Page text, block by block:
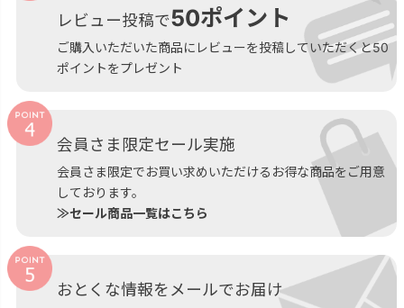
レビュー投稿で50ポイント
ご購入いただいた商品にレビューを投稿していただくと50
ポイントをプレゼント
会員さま限定セール実施
会員さま限定でお買い求めいただけるお得な商品をご用意
しております。
≫セール商品一覧はこちら
おとくな情報をメールでお届け